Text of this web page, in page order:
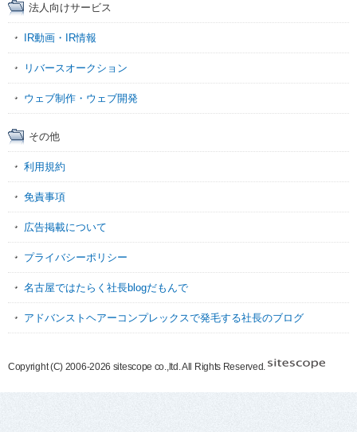
法人向けサービス
IR動画・IR情報
リバースオークション
ウェブ制作・ウェブ開発
その他
利用規約
免責事項
広告掲載について
プライバシーポリシー
名古屋ではたらく社長blogだもんで
アドバンストヘアーコンプレックスで発毛する社長のブログ
Copyright (C) 2006-2026 sitescope co.,ltd. All Rights Reserved.